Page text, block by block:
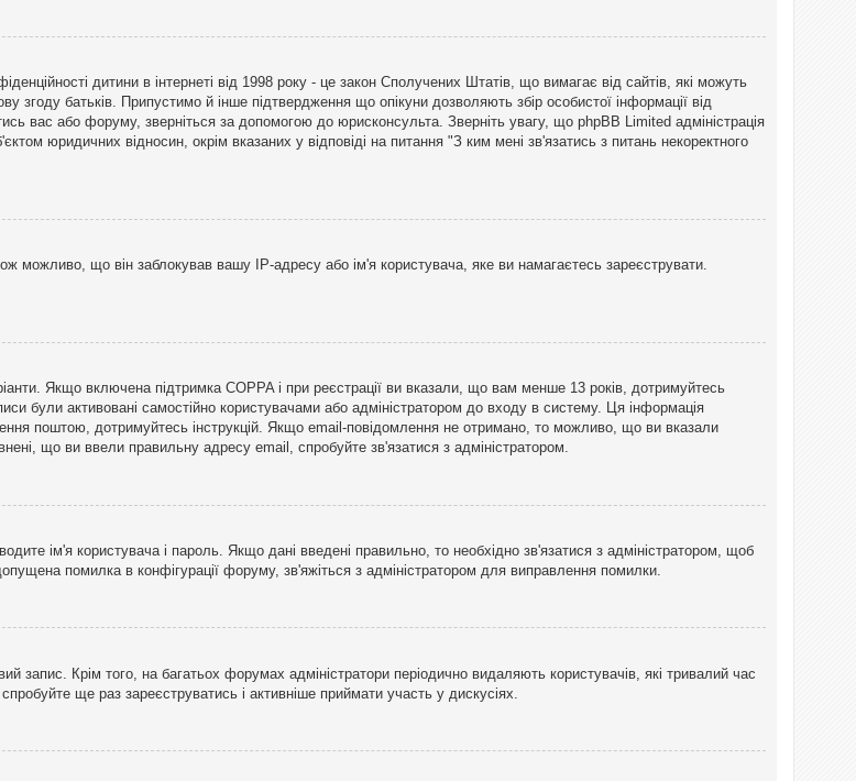
дитини в інтернеті від 1998 року - це закон Сполучених Штатів, що вимагає від сайтів, які можуть
згоду батьків. Припустимо й інше підтвердження що опікуни дозволяють збір особистої інформації від
вас або форуму, зверніться за допомогою до юрисконсульта. Зверніть увагу, що phpBB Limited адміністрація
юридичних відносин, окрім вказаних у відповіді на питання "З ким мені зв'язатись з питань некоректного
можливо, що він заблокував вашу IP-адресу або ім'я користувача, яке ви намагаєтесь зареєструвати.
Якщо включена підтримка COPPA і при реєстрації ви вказали, що вам менше 13 років, дотримуйтесь
були активовані самостійно користувачами або адміністратором до входу в систему. Ця інформація
поштою, дотримуйтесь інструкцій. Якщо email-повідомлення не отримано, то можливо, що ви вказали
що ви ввели правильну адресу email, спробуйте зв'язатися з адміністратором.
ім'я користувача і пароль. Якщо дані введені правильно, то необхідно зв'язатися з адміністратором, щоб
помилка в конфігурації форуму, зв'яжіться з адміністратором для виправлення помилки.
запис. Крім того, на багатьох форумах адміністратори періодично видаляють користувачів, які тривалий час
ще раз зареєструватись і активніше приймати участь у дискусіях.